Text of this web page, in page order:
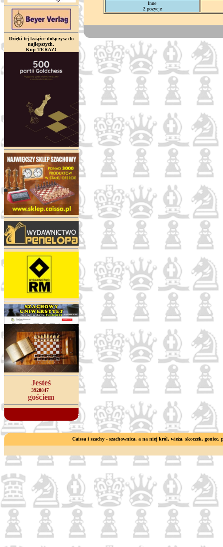
Dzięki tej książce dołączysz do
najlepszych.
Kup TERAZ!
Jesteś
3928847
gościem
Inne
2 pozycje
Caissa i szachy - szachownica, a na niej król, wieża, skoczek,